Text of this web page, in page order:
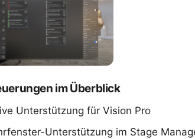
im Überblick
Unterstützung für Vision Pro
Unterstützung im Stage